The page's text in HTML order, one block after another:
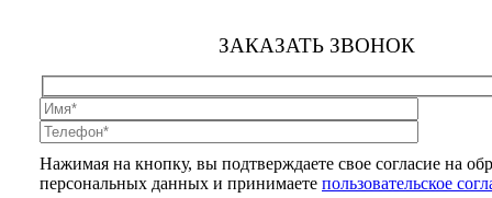
ЗАКАЗАТЬ ЗВОНОК
Нажимая на кнопку, вы подтверждаете свое согласие на
персональных данных и принимаете пользовательское